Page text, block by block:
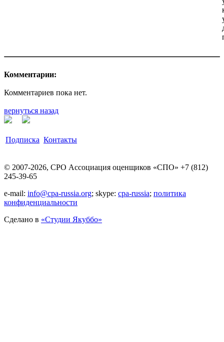
Комментарии:
Комментариев пока нет.
вернуться назад
Подписка Контакты
© 2007-2026, СРО Ассоциация оценщиков «СПО» +7 (812)
245-39-65
e-mail: info@cpa-russia.org; skype: cpa-russia; политика
конфиденциальности
Сделано в «Cтудии Якуббо»